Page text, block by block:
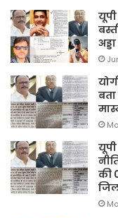
अड्डा
की